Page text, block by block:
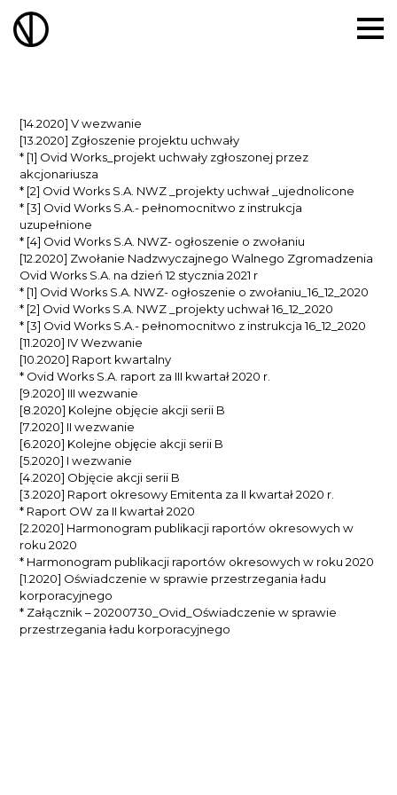
[14.2020] V wezwanie
[13.2020] Zgłoszenie projektu uchwały
* [1] Ovid Works_projekt uchwały zgłoszonej przez
akcjonariusza
* [2] Ovid Works S.A. NWZ _projekty uchwał _ujednolicone
* [3] Ovid Works S.A.- pełnomocnitwo z instrukcja
uzupełnione
* [4] Ovid Works S.A. NWZ- ogłoszenie o zwołaniu
[12.2020] Zwołanie Nadzwyczajnego Walnego Zgromadzenia
Ovid Works S.A. na dzień 12 stycznia 2021 r
* [1] Ovid Works S.A. NWZ- ogłoszenie o zwołaniu_16_12_2020
* [2] Ovid Works S.A. NWZ _projekty uchwał 16_12_2020
* [3] Ovid Works S.A.- pełnomocnitwo z instrukcja 16_12_2020
[11.2020] IV Wezwanie
[10.2020] Raport kwartalny
* Ovid Works S.A. raport za III kwartał 2020 r.
[9.2020] III wezwanie
[8.2020] Kolejne objęcie akcji serii B
[7.2020] II wezwanie
[6.2020] Kolejne objęcie akcji serii B
[5.2020] I wezwanie
[4.2020] Objęcie akcji serii B
[3.2020] Raport okresowy Emitenta za II kwartał 2020 r.
* Raport OW za II kwartał 2020
[2.2020] Harmonogram publikacji raportów okresowych w
roku 2020
* Harmonogram publikacji raportów okresowych w roku 2020
[1.2020] Oświadczenie w sprawie przestrzegania ładu
korporacyjnego
* Załącznik – 20200730_Ovid_Oświadczenie w sprawie
przestrzegania ładu korporacyjnego